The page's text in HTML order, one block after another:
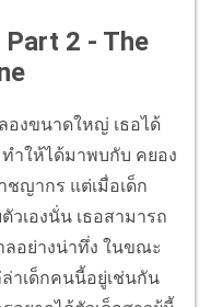
Part 2 - The
องขนาดใหญ่ เธอได้
ำให้ได้มาพบกับ คยอง
ชญากร แต่เมื่อเด็ก
เองนั่น เธอสามารถ
ลอย่างน่าทึ่ง ในขณะ
าเด็กคนนี้อยู่เช่นกัน